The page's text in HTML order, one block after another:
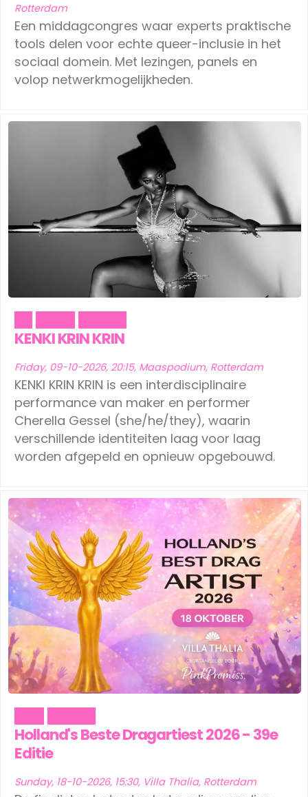
Rotterdam
Een middagcongres waar experts praktische
tools delen voor echte queer-inclusie in het
sociaal domein. Met lezingen, panels en
volop netwerkmogelijkheden.
KENKI KRIN KRIN
Friday, 09-10-2026, 20:15, Maaspodium, Rotterdam
KENKI KRIN KRIN is een interdisciplinaire
performance van maker en performer
Cherella Gessel (she/he/they), waarin
verschillende identiteiten laag voor laag
worden afgepeld en opnieuw opgebouwd.
Holland's Beste Dragartiest 2026 - 39e
Editie
Sunday, 18-10-2026, 15:30, Villa Thalia, Rotterdam